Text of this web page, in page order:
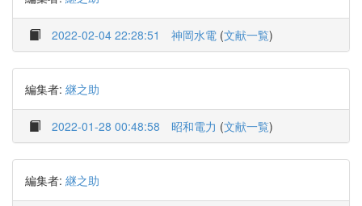
2022-02-04 22:28:51 神岡水電 (文献一覧)
編集者: 継之助
2022-01-28 00:48:58 昭和電力 (文献一覧)
編集者: 継之助